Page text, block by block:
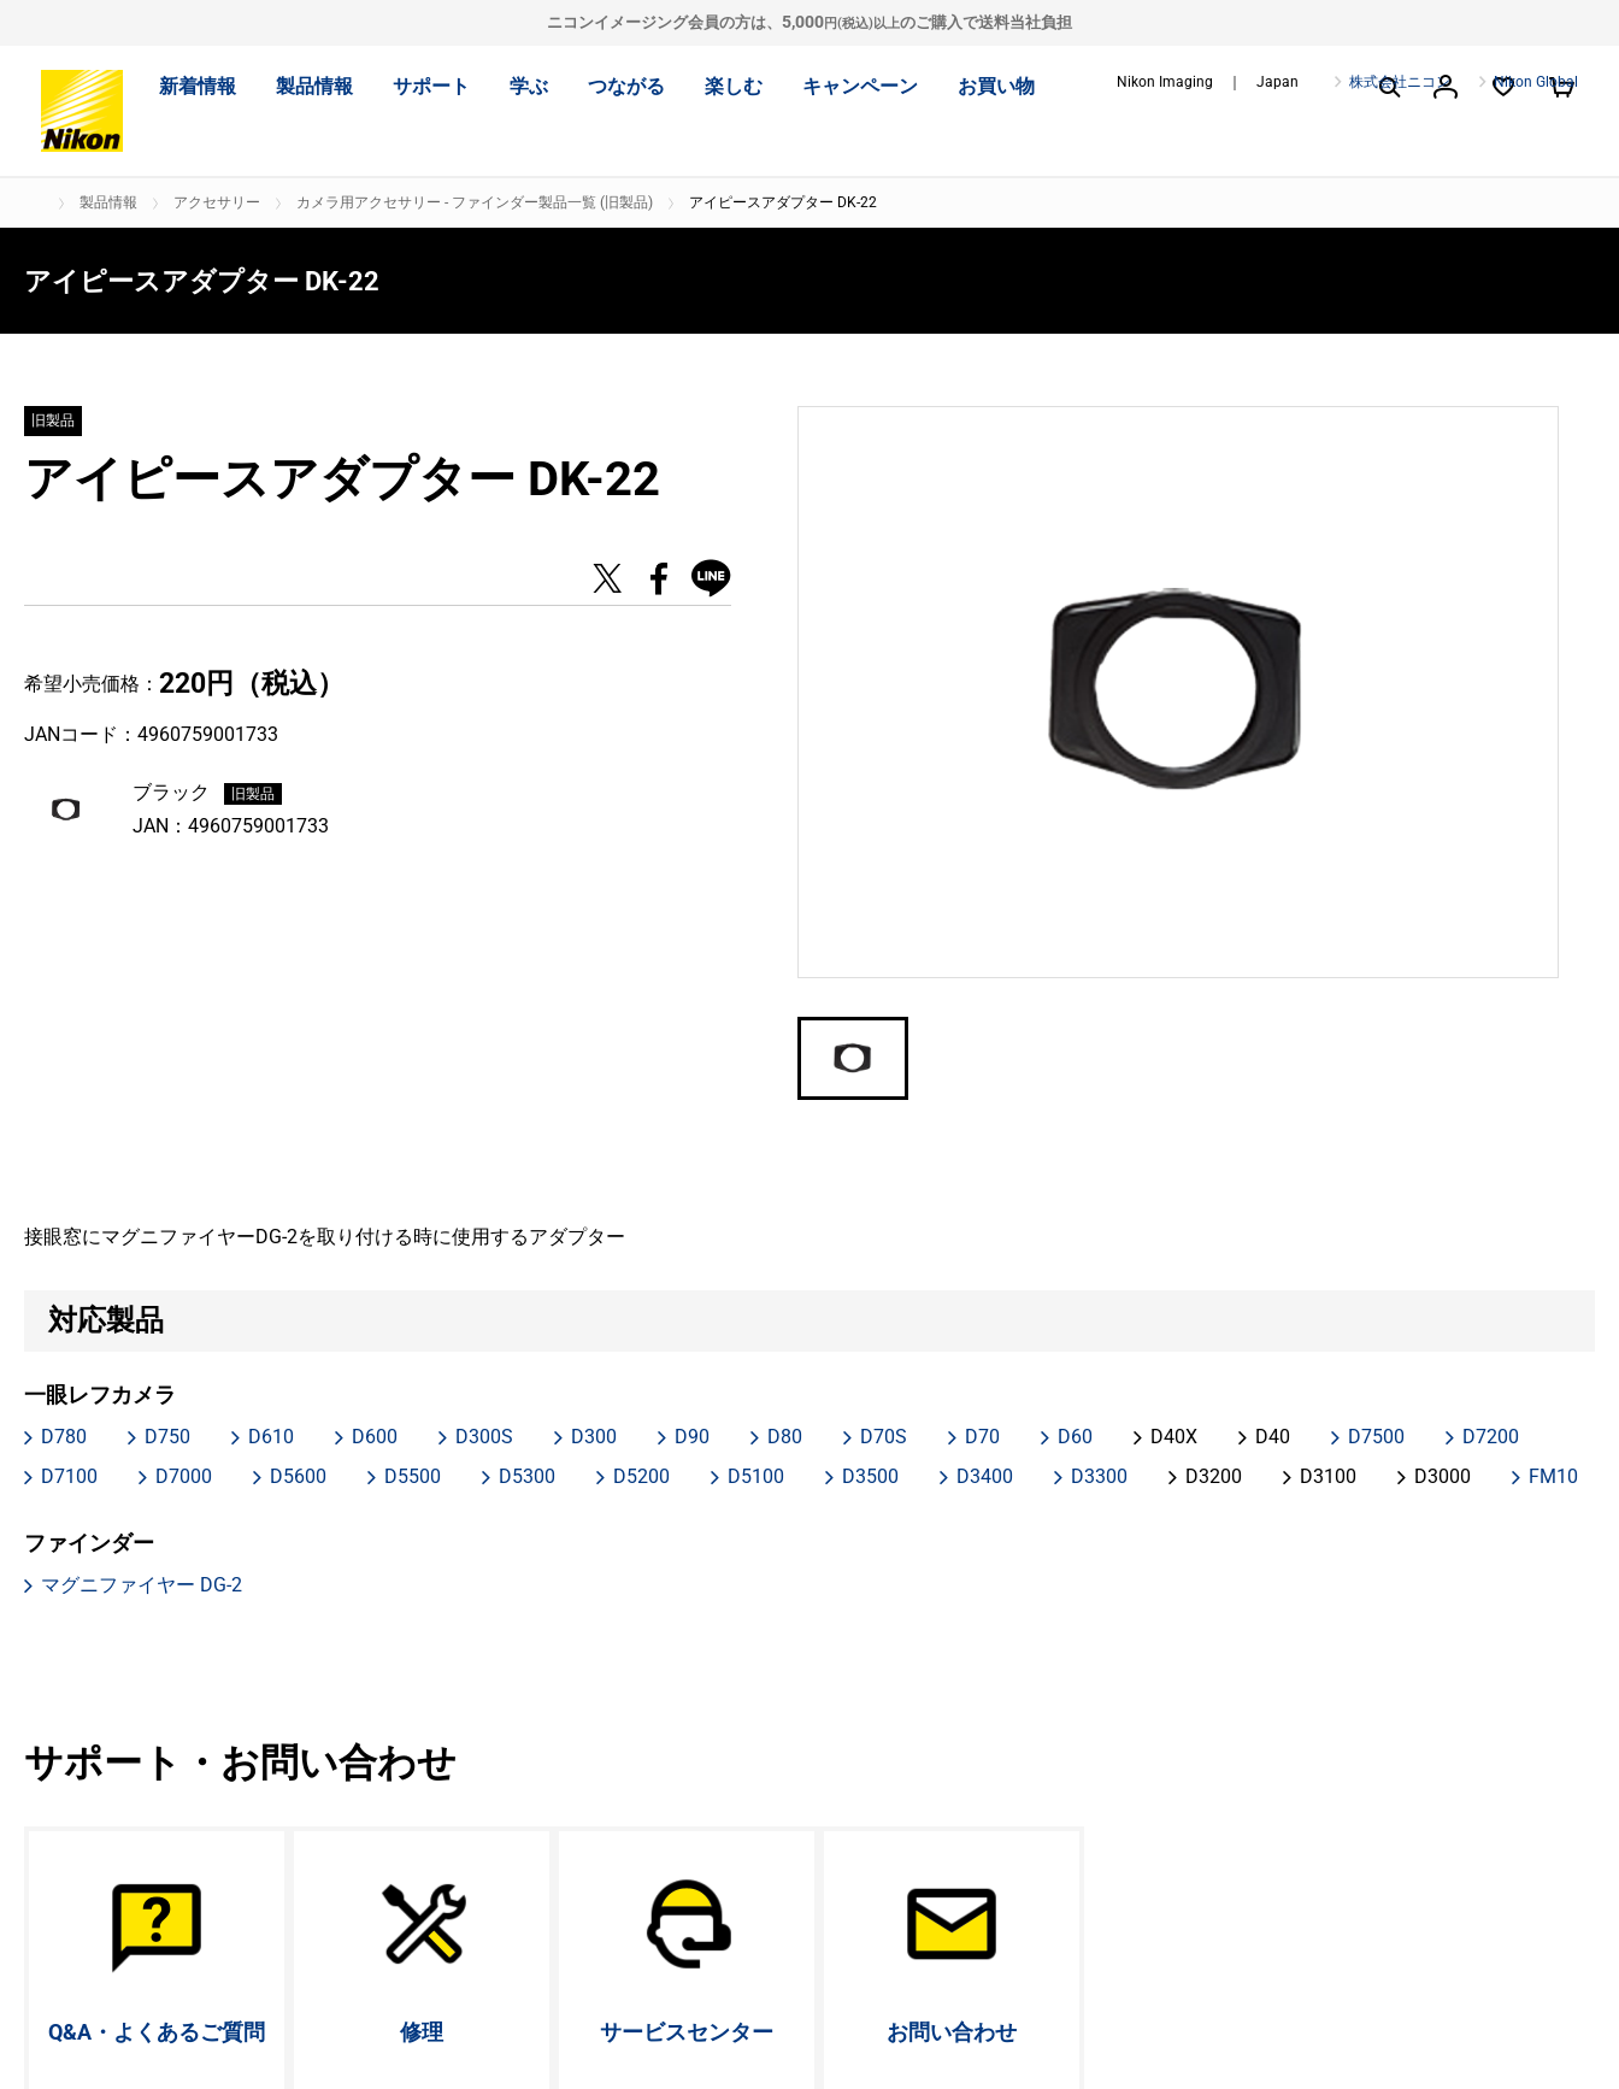
ニコンイメージング会員の方は、 5,000円(税込)以上のご購入で送料当社負担
新着情報 製品情報 サポート 学ぶ つながる 楽しむ キャンペーン お買い物 Nikon Imaging ｜ Japan 株式会社ニコン Nikon Global
製品情報 アクセサリー カメラ用アクセサリー - ファインダー製品一覧 (旧製品) アイピースアダプター DK-22
アイピースアダプター DK-22
旧製品
アイピースアダプター DK-22
希望小売価格： 220円 （税込）
JANコード： 4960759001733
ブラック 旧製品
JAN： 4960759001733
接眼窓にマグニファイヤーDG-2を取り付ける時に使用するアダプター
対応製品
一眼レフカメラ
D780 D750 D610 D600 D300S D300 D90 D80 D70S D70 D60 D40X D40 D7500
D7200
D7100
D7000 D5600 D5500 D5300 D5200 D5100 D3500 D3400 D3300 D3200 D3100 D3000 FM10
ファインダー
マグニファイヤー DG-2
サポート・お問い合わせ
Q&A・よく あるご質問 修理 サービスセンター お問い合わせ